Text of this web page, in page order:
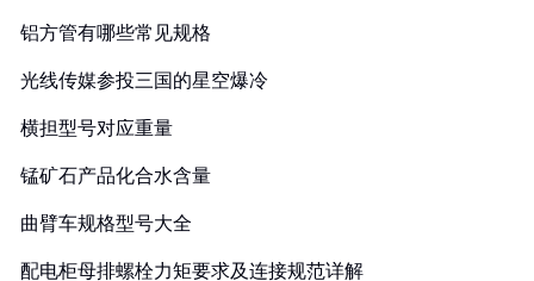
铝方管有哪些常见规格
光线传媒参投三国的星空爆冷
横担型号对应重量
锰矿石产品化合水含量
曲臂车规格型号大全
配电柜母排螺栓力矩要求及连接规范详解